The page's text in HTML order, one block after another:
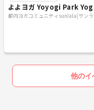
よよヨガ Yoyogi Park
都内ヨガコミュニティsunlala(サン
他のイ